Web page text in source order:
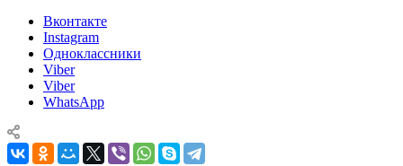
Вконтакте
Instagram
Одноклассники
Viber
Viber
WhatsApp